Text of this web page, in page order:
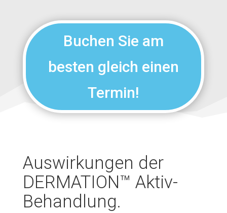
Buchen Sie am
besten gleich einen
Termin!
Auswirkungen der
DERMATION™ Aktiv-
Behandlung.